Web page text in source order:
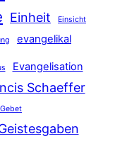
Einheit Einsicht
evangelikal
Evangelisation
Schaeffer
Gebet